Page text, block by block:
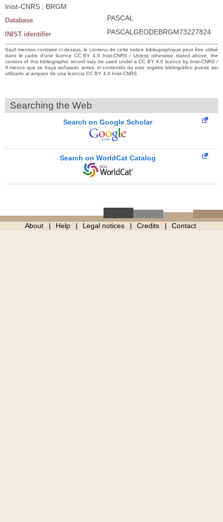
Inist-CNRS ; BRGM
Database PASCAL
INIST identifier PASCALGEODEBRGM73227824
Sauf mention contraire ci-dessus, le contenu de cette notice bibliographique peut être utilisé
dans le cadre d’une licence CC BY 4.0 Inist-CNRS / Unless otherwise stated above, the
content of this bibliographic record may be used under a CC BY 4.0 licence by Inist-CNRS /
A menos que se haya señalado antes, el contenido de este registro bibliográfico puede ser
utilizado al amparo de una licencia CC BY 4.0 Inist-CNRS
Searching the Web
Search on Google Scholar
Search on WorldCat Catalog
About Help Legal notices Credits Contact